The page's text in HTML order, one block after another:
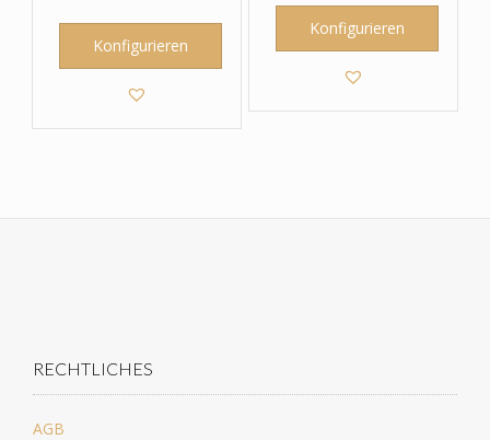
Konfigurieren
Konfigurieren
RECHTLICHES
AGB